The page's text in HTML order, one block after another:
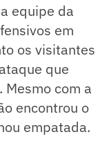
equipe da
em
os visitantes
que
Mesmo com a
encontrou o
empatada.